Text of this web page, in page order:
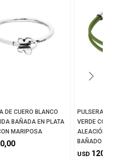
DE CUERO BLANCO
BAÑADA EN PLATA
MARIPOSA
PULSERA DE
VERDE CON
ALEACIÓN DE
BAÑADO EN
USD 120,00